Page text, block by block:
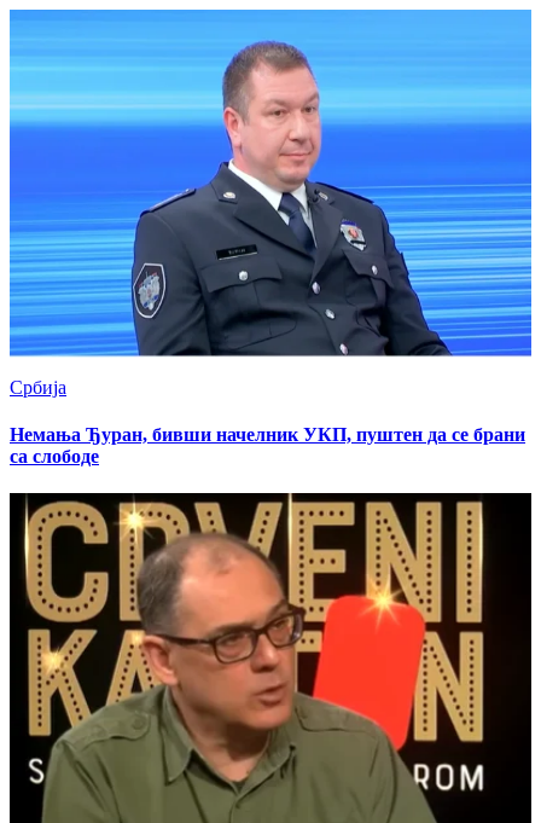
Србија
Немања Ђуран, бивши начелник УКП, пуштен да се брани
са слободе